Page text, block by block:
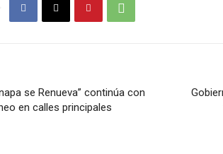
se Renueva” continúa con
en calles principales